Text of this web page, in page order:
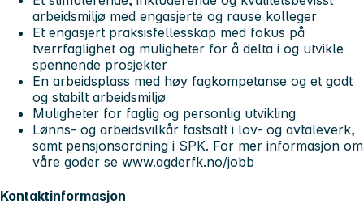
arbeidsmiljø med engasjerte og rause kolleger
Et engasjert praksisfellesskap med fokus på
tverrfaglighet og muligheter for å delta i og utvikle
spennende prosjekter
En arbeidsplass med høy fagkompetanse og et godt
og stabilt arbeidsmiljø
Muligheter for faglig og personlig utvikling
Lønns- og arbeidsvilkår fastsatt i lov- og avtaleverk,
samt pensjonsordning i SPK. For mer informasjon om
våre goder se www.agderfk.no/jobb
Kontaktinformasjon